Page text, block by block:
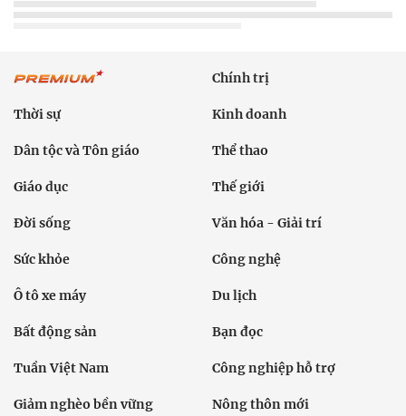
Chính trị
Thời sự Kinh doanh
Dân tộc và Tôn giáo Thể thao
Giáo dục Thế giới
Đời sống Văn hóa - Giải trí
Sức khỏe Công nghệ
Ô tô xe máy Du lịch
Bất động sản Bạn đọc
Tuần Việt Nam Công nghiệp hỗ trợ
Giảm nghèo bền vững Nông thôn mới